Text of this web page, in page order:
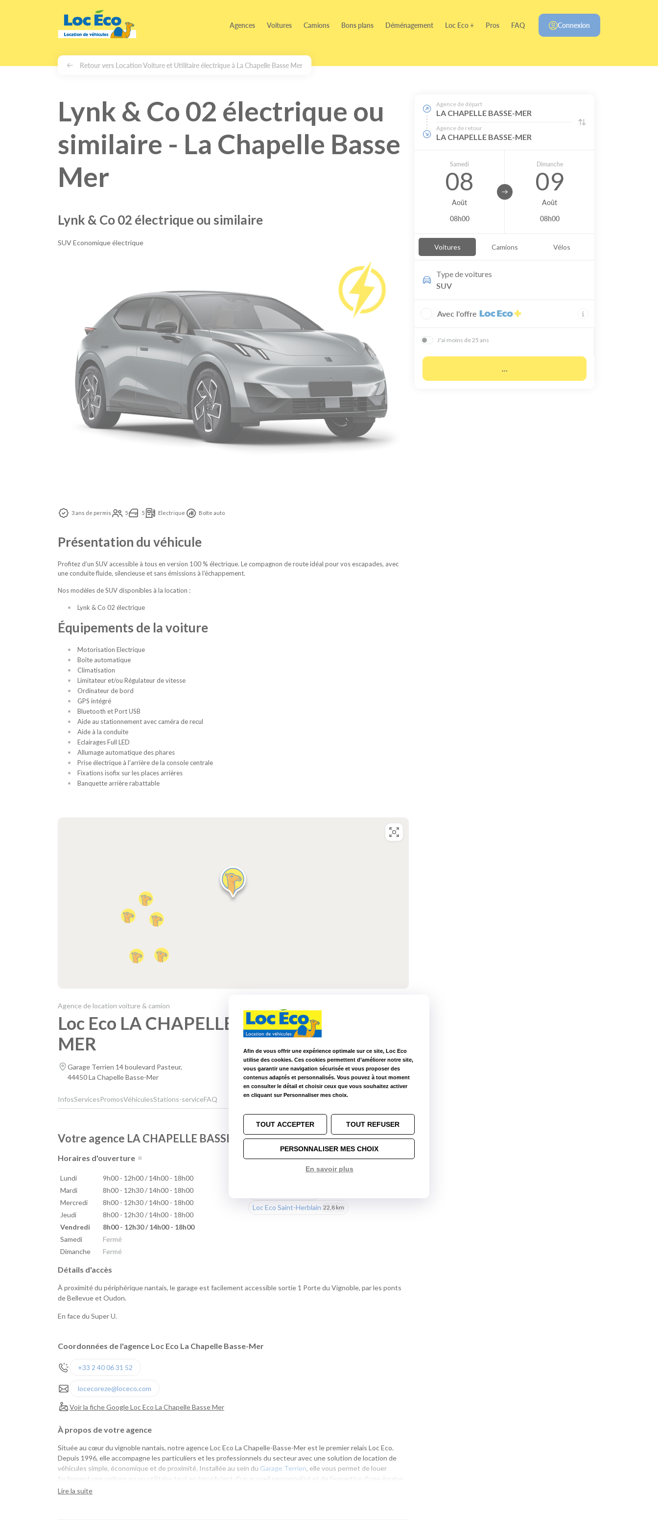
Agences Voitures Camions Bons plans Déménagement Loc Eco + Pros FAQ Connexion
Retour vers Location Voiture et Utilitaire électrique à La Chapelle Basse Mer
Lynk & Co 02 électrique ou
similaire - La Chapelle Basse
Mer
Lynk & Co 02 électrique ou similaire
SUV Economique électrique
3 ans de permis 5 5 Electrique Boîte auto
Présentation du véhicule
Profitez d’un SUV accessible à tous en version 100 % électrique. Le compagnon de route idéal pour vos escapades, avec
une conduite fluide, silencieuse et sans émissions à l’échappement.
Nos modèles de SUV disponibles à la location :
Lynk & Co 02 électrique
Équipements de la voiture
Motorisation Electrique
Boîte automatique
Climatisation
Limitateur et/ou Régulateur de vitesse
Ordinateur de bord
GPS intégré
Bluetooth et Port USB
Aide au stationnement avec caméra de recul
Aide à la conduite
Eclairages Full LED
Allumage automatique des phares
Prise électrique à l'arrière de la console centrale
Fixations isofix sur les places arrières
Banquette arrière rabattable
Agence de location voiture & camion
Loc Eco LA CHAPELLE BASSE-
MER
Garage Terrien 14 boulevard Pasteur,
44450 La Chapelle Basse-Mer
InfosServicesPromosVéhiculesStations-serviceFAQ
Votre agence LA CHAPELLE BASSE-MER
Horaires d'ouverture
Lundi
9h00 - 12h00 / 14h00 - 18h00
Mardi
8h00 - 12h30 / 14h00 - 18h00
Mercredi
8h00 - 12h30 / 14h00 - 18h00
Jeudi
8h00 - 12h30 / 14h00 - 18h00
Vendredi
8h00 - 12h30 / 14h00 - 18h00
Samedi
Fermé
Dimanche
Fermé
Nos autres agences à proximité
Loc Eco Saint-Herblain 22,8 km
Détails d'accès
À proximité du périphérique nantais, le garage est facilement accessible sortie 1 Porte du Vignoble, par les ponts
de Bellevue et Oudon.
En face du Super U.
Coordonnées de l'agence Loc Eco La Chapelle Basse-Mer
+33 2 40 06 31 52
locecoreze@loceco.com
Voir la fiche Google Loc Eco La Chapelle Basse Mer
À propos de votre agence
Située au cœur du vignoble nantais, notre agence Loc Eco La Chapelle-Basse-Mer est le premier relais Loc Eco.
Depuis 1996, elle accompagne les particuliers et les professionnels du secteur avec une solution de location de
véhicules simple, économique et de proximité. Installée au sein du Garage Terrien, elle vous permet de louer
facilement une voiture ou un utilitaire tout en bénéficiant d'un accueil personnalisé et de l'expertise d'une équipe
implantée localement depuis de nombreuses années.
Lire la suite
Agence de départ
LA CHAPELLE BASSE-MER
Agence de retour
LA CHAPELLE BASSE-MER
Samedi
08
Août
08h00
Dimanche
09
Août
08h00
Voitures Camions Vélos
Type devoitures
SUV
Avec l'offre
J'ai moins de 25 ans
Afin de vous offrir une expérience optimale sur ce site, Loc Eco
utilise des cookies. Ces cookies permettent d’améliorer notre site,
vous garantir une navigation sécurisée et vous proposer des
contenus adaptés et personnalisés. Vous pouvez à tout moment
en consulter le détail et choisir ceux que vous souhaitez activer
en cliquant sur Personnaliser mes choix.
TOUT ACCEPTER TOUT REFUSER
PERSONNALISER MES CHOIX
En savoir plus